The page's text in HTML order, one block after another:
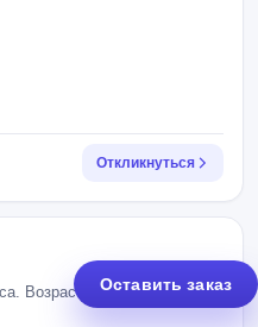
Откликнуться
Возраст детей: 8-13.
Оставить заказ